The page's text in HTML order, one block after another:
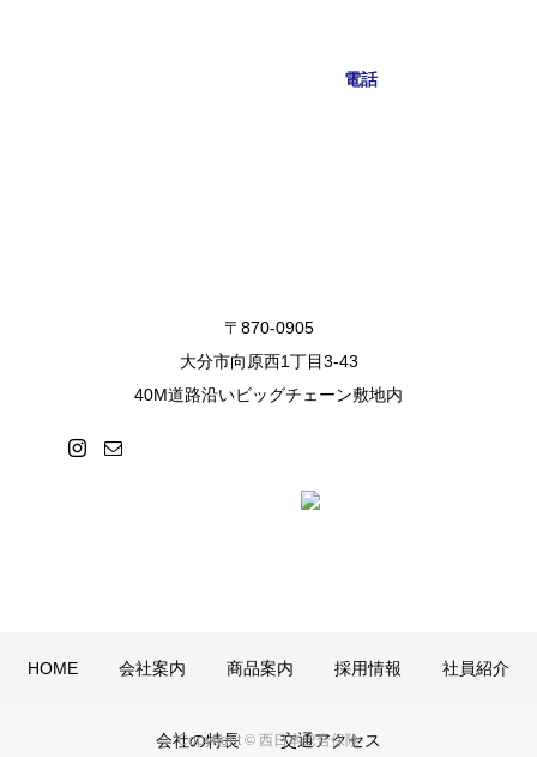
電話
〒870-0905
大分市向原西1丁目3-43
40M道路沿いビッグチェーン敷地内
HOME 会社案内 商品案内 採用情報 社員紹介
会社の特長 交通アクセス
Copyright © 西日本総合保険